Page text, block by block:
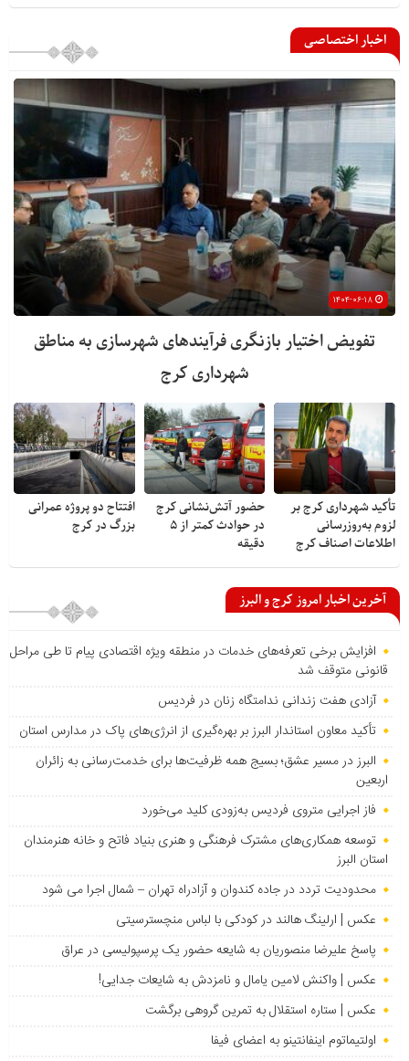
اخبار اختصاصی
تفویض اختیار بازنگری فرآیندهای شهرسازی به مناطق
شهرداری کرج
تأکید شهرداری کرج بر
لزوم به‌روزرسانی
اطلاعات اصناف کرج
حضور آتش‌نشانی کرج
در حوادث کمتر از ۵
دقیقه
افتتاح دو پروژه عمرانی
بزرگ در کرج
آخرین اخبار امروز کرج و البرز
افزایش برخی تعرفه‌های خدمات در منطقه ویژه اقتصادی پیام تا طی مراحل
قانونی متوقف شد
آزادی هفت زندانی ندامتگاه زنان در فردیس
تأکید معاون استاندار البرز بر بهره‌گیری از انرژی‌های پاک در مدارس استان
البرز در مسیر عشق؛ بسیج همه ظرفیت‌ها برای خدمت‌رسانی به زائران
اربعین
فاز اجرایی متروی فردیس به‌زودی کلید می‌خورد
توسعه همکاری‌های مشترک فرهنگی و هنری بنیاد فاتح و خانه هنرمندان
استان البرز
محدودیت تردد در جاده کندوان و آزادراه تهران – شمال اجرا می شود
عکس | ارلینگ هالند در کودکی با لباس منچسترسیتی
پاسخ علیرضا منصوریان به شایعه حضور یک پرسپولیسی در عراق
عکس | واکنش لامین یامال و نامزدش به شایعات جدایی!
عکس | ستاره استقلال به تمرین گروهی برگشت
اولتیماتوم اینفانتینو به اعضای فیفا